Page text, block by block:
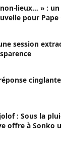
lieux… » :
pour
session
: Sous la
offre à Sonko